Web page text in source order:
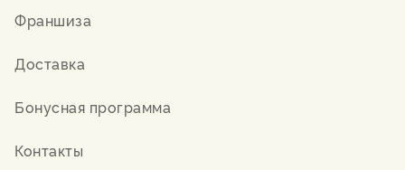
Франшиза
Доставка
Бонусная программа
Контакты